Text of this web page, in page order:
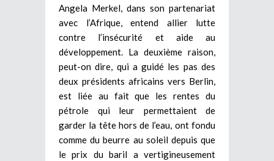
Angela Merkel, dans son partenariat
avec l’Afrique, entend allier lutte
contre l’insécurité et aide au
développement. La deuxième raison,
peut-on dire, qui a guidé les pas des
deux présidents africains vers Berlin,
est liée au fait que les rentes du
pétrole qui leur permettaient de
garder la tête hors de l’eau, ont fondu
comme du beurre au soleil depuis que
le prix du baril a vertigineusement